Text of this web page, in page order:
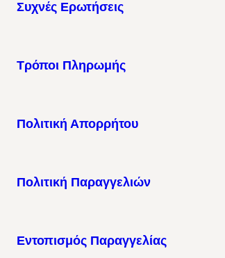
Συχνές Ερωτήσεις
Τρόποι Πληρωμής
Πολιτική Απορρήτου
Πολιτική Παραγγελιών
Εντοπισμός Παραγγελίας